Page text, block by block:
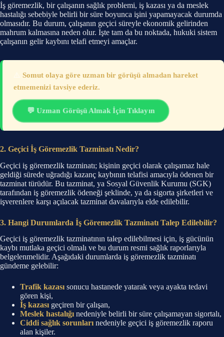
İş göremezlik, bir çalışanın sağlık problemi, iş kazası ya da meslek
hastalığı sebebiyle belirli bir süre boyunca işini yapamayacak durumda
olmasıdır. Bu durum, çalışanın geçici süreyle ekonomik gelirinden
mahrum kalmasına neden olur. İşte tam da bu noktada, hukuki sistem
çalışanın gelir kaybını telafi etmeyi amaçlar.
Somut olaya göre uzman bir görüşü almadan hareket
etmemenizi tavsiye ederiz.
💬 Uzman Görüşü Almak İçin Tıklayın
2. Geçici İş Göremezlik Tazminatı Nedir?
Geçici iş göremezlik tazminatı; kişinin geçici olarak çalışamaz hale
geldiği sürede uğradığı kazanç kaybının telafisi amacıyla ödenen bir
tazminat türüdür. Bu tazminat, ya Sosyal Güvenlik Kurumu (SGK)
tarafından iş göremezlik ödeneği şeklinde, ya da sigorta şirketleri ve
işverenlere karşı açılacak tazminat davalarıyla elde edilebilir.
3. Hangi Durumlarda İş Göremezlik Tazminatı Talep Edilebilir?
Geçici iş göremezlik tazminatının talep edilebilmesi için, iş gücünün
kaybı mutlaka geçici olmalı ve bu durum resmi sağlık raporlarıyla
belgelenmelidir. Aşağıdaki durumlarda iş göremezlik tazminatı
gündeme gelebilir:
Trafik kazası sonucu hastanede yatarak veya ayakta tedavi
gören kişi,
İş kazası geçiren bir çalışan,
Meslek hastalığı nedeniyle belirli bir süre çalışamayan sigortalı,
Ciddi sağlık sorunları nedeniyle geçici iş göremezlik raporu
alan kişiler.